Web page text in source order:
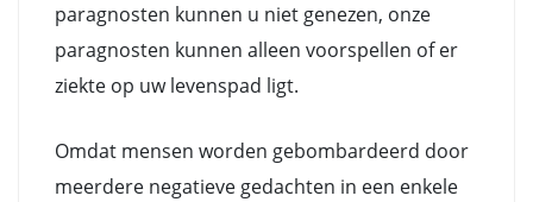
paragnosten kunnen u niet genezen, onze
paragnosten kunnen alleen voorspellen of er
ziekte op uw levenspad ligt.
Omdat mensen worden gebombardeerd door
meerdere negatieve gedachten in een enkele